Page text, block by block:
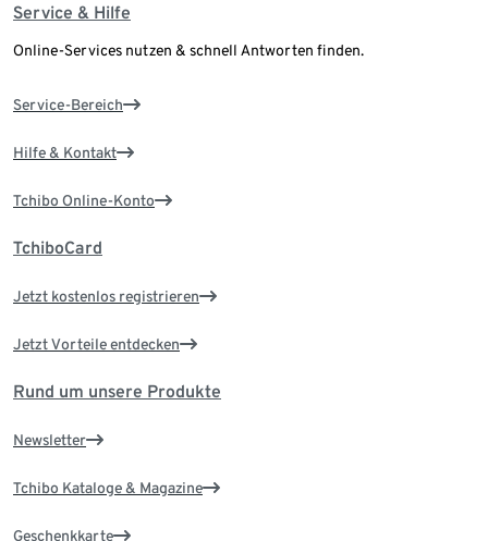
Service & Hilfe
Online-Services nutzen & schnell Antworten finden.
Service-Bereich
Hilfe & Kontakt
Tchibo Online-Konto
TchiboCard
Jetzt kostenlos registrieren
Jetzt Vorteile entdecken
Rund um unsere Produkte
Newsletter
Tchibo Kataloge & Magazine
Geschenkkarte